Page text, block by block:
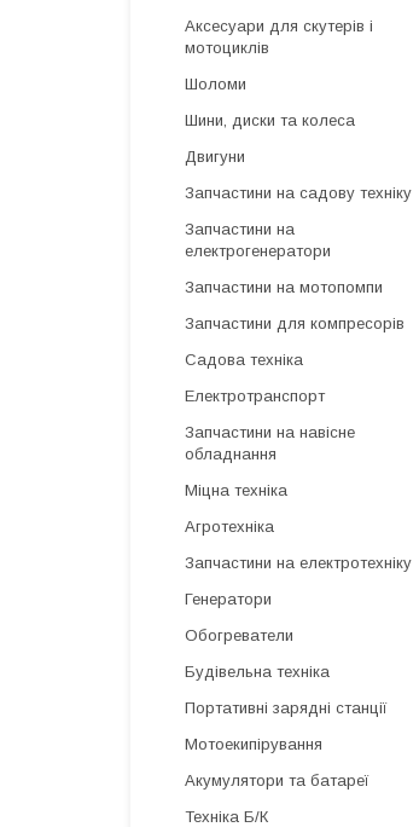
Аксесуари для скутерів і
мотоциклів
Шоломи
Шини, диски та колеса
Двигуни
Запчастини на садову техніку
Запчастини на
електрогенератори
Запчастини на мотопомпи
Запчастини для компресорів
Садова техніка
Електротранспорт
Запчастини на навісне
обладнання
Міцна техніка
Агротехніка
Запчастини на електротехніку
Генератори
Обогреватели
Будівельна техніка
Портативні зарядні станції
Мотоекипірування
Акумулятори та батареї
Техніка Б/К